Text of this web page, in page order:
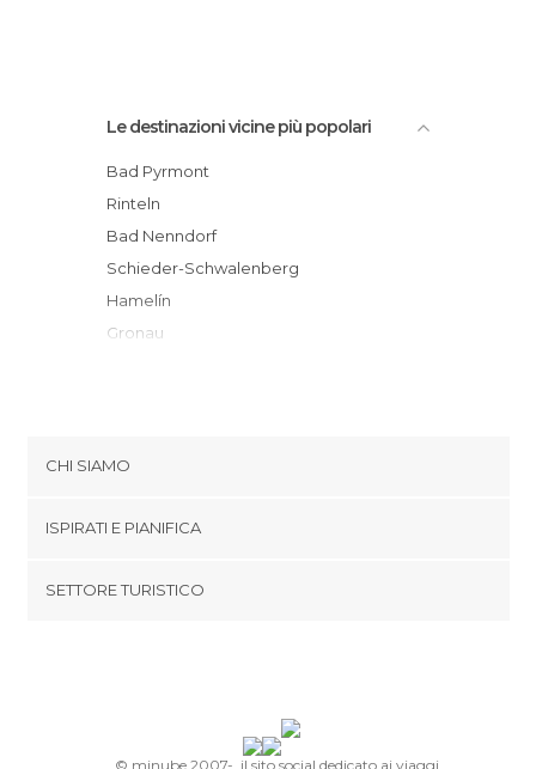
Le destinazioni vicine più popolari
Bad Pyrmont
Rinteln
Bad Nenndorf
Schieder-Schwalenberg
Hamelín
Gronau
Höxter
Laatzen
Detmold
CHI SIAMO
Termini e Condizioni
ISPIRATI E PIANIFICA
SETTORE TURISTICO
© minube 2007-, il sito social dedicato ai viaggi